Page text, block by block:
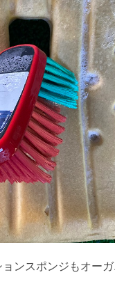
ンスポンジもオー